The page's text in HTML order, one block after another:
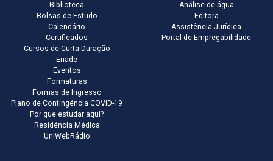
Biblioteca
Bolsas de Estudo
Calendário
Certificados
Cursos de Curta Duração
Enade
Eventos
Formaturas
Formas de Ingresso
Plano de Contingência COVID-19
Por que estudar aqui?
Residência Médica
UniWebRádio
Análise de água
Editora
Assistência Jurídica
Portal de Empregabilidade